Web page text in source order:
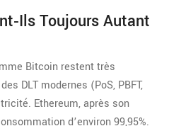
Toujours Autant
Bitcoin restent très
DLT modernes (PoS, PBFT,
Ethereum, après son
d’environ 99,95%.